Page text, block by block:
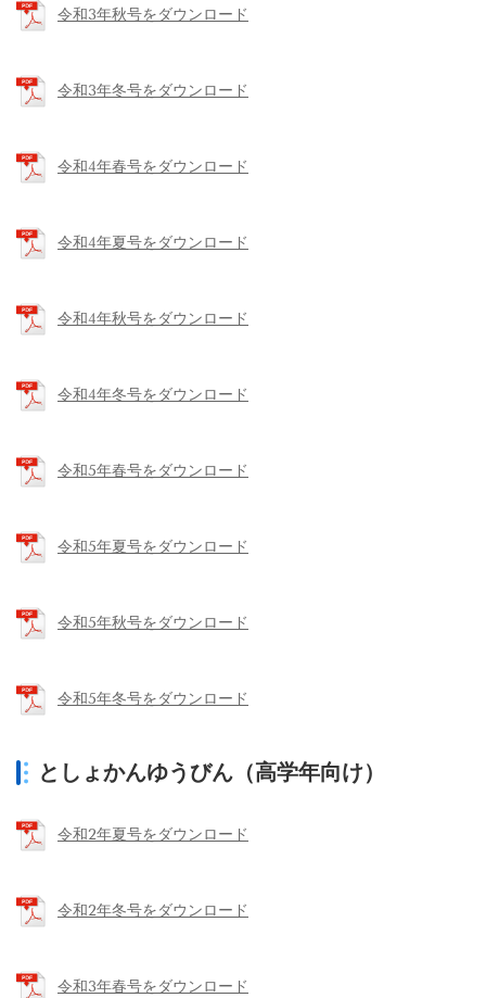
令和3年秋号をダウンロード
令和3年冬号をダウンロード
令和4年春号をダウンロード
令和4年夏号をダウンロード
令和4年秋号をダウンロード
令和4年冬号をダウンロード
令和5年春号をダウンロード
令和5年夏号をダウンロード
令和5年秋号をダウンロード
令和5年冬号をダウンロード
としょかんゆうびん（高学年向け）
令和2年夏号をダウンロード
令和2年冬号をダウンロード
令和3年春号をダウンロード